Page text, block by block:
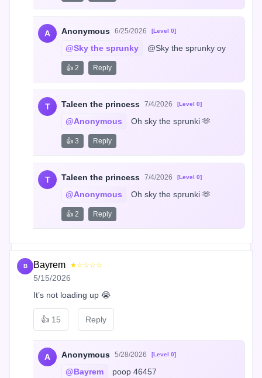
A Anonymous 6/25/2026 [Level 0]
@Sky the sprunky @Sky the sprunky oy
👍 2 Reply
T Taleen the princess 7/4/2026 [Level 0]
@Anonymous Oh sky the sprunki 🫶
👍 3 Reply
T Taleen the princess 7/4/2026 [Level 0]
@Anonymous Oh sky the sprunki 🫶
👍 2 Reply
B Bayrem ★☆☆☆☆
5/15/2026
It’s not loading up 😭
👍 15 Reply
A Anonymous 5/28/2026 [Level 0]
@Bayrem poop 46457